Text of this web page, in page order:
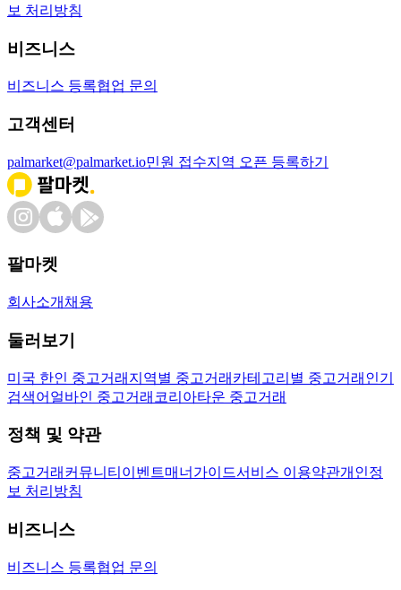
보 처리방침
비즈니스
비즈니스 등록협업 문의
고객센터
palmarket@palmarket.io민원 접수지역 오픈 등록하기
팔마켓
회사소개 채용
둘러보기
미국 한인 중고거래 지역별 중고거래 카테고리별 중고거래 인기
검색어 얼바인 중고거래 코리아타운 중고거래
정책 및 약관
중고거래 커뮤니티 이벤트매너가이드서비스 이용약관개인정
보 처리방침
비즈니스
비즈니스 등록협업 문의